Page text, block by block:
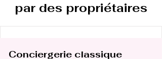
par des propriétaires
Conciergerie classique